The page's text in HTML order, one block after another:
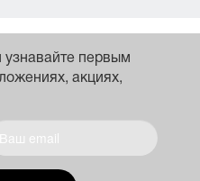
первым
акциях,